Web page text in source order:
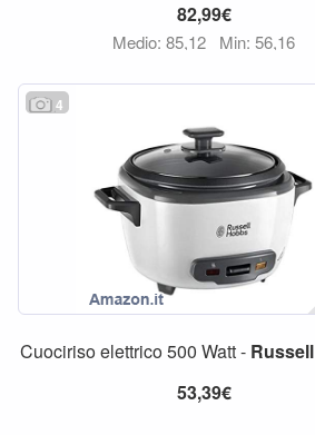
82,99€
Medio: 85,12 Min: 56,16
4
Cuociriso elettrico 500 Watt - Russell
53,39€